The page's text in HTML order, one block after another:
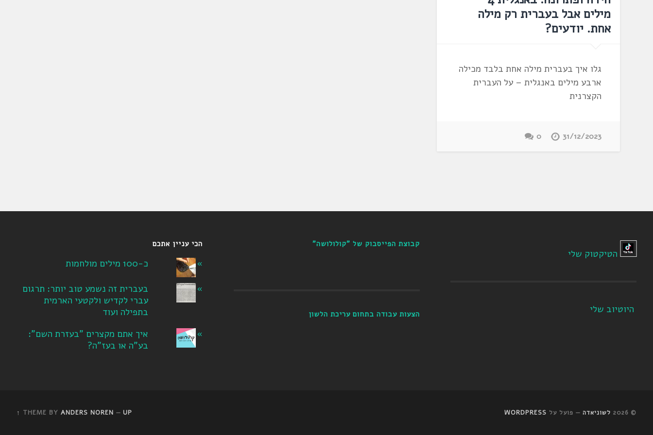
מילים אבל בעברית רק מילה
אחת. יודעים?
גלו איך בעברית מילה אחת בלבד מכילה
ארבע מילים באנגלית – על העברית
הקצרנית
31/12/2023
0
הטיקטוק שלי
היוטיוב שלי
קבוצת הפייסבוק של "קולולושה"
הצעות עבודה בתחום עריכת הלשון
הכי עניין אתכם
כ-100 מילים מולחמות
בעברית זה נשמע טוב יותר: תרגום
עברי לקדיש ולקטעי הארמית
בתפילה ועוד
איך אתם מקצרים "בעזרת השם":
בע"ה או בעז"ה?
© 2026 לשוניאדה — פועל על WORDPRESS
THEME BY ANDERS NOREN — UP ↑